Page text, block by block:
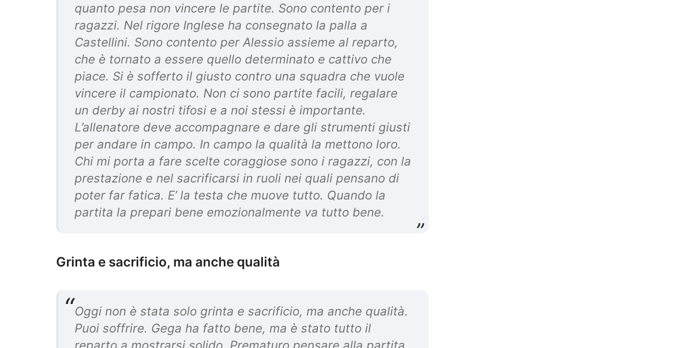
quanto pesa non vincere le partite. Sono contento per i
ragazzi. Nel rigore Inglese ha consegnato la palla a
Castellini. Sono contento per Alessio assieme al reparto,
che è tornato a essere quello determinato e cattivo che
piace. Si è sofferto il giusto contro una squadra che vuole
vincere il campionato. Non ci sono partite facili, regalare
un derby ai nostri tifosi e a noi stessi è importante.
L’allenatore deve accompagnare e dare gli strumenti giusti
per andare in campo. In campo la qualità la mettono loro.
Chi mi porta a fare scelte coraggiose sono i ragazzi, con la
prestazione e nel sacrificarsi in ruoli nei quali pensano di
poter far fatica. E’ la testa che muove tutto. Quando la
partita la prepari bene emozionalmente va tutto bene.
Grinta e sacrificio, ma anche qualità
Oggi non è stata solo grinta e sacrificio, ma anche qualità.
Puoi soffrire. Gega ha fatto bene, ma è stato tutto il
reparto a mostrarsi solido. Prematuro pensare alla partita